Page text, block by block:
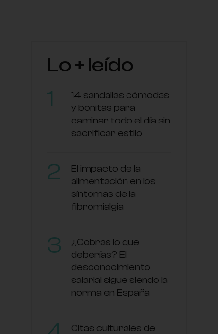
Lo + leído
14 sandalias cómodas
y bonitas para
caminar todo el día sin
sacrificar estilo
El impacto de la
alimentación en los
síntomas de la
fibromialgia
¿Cobras lo que
deberías? El
desconocimiento
salarial sigue siendo la
norma en España
Citas culturales de